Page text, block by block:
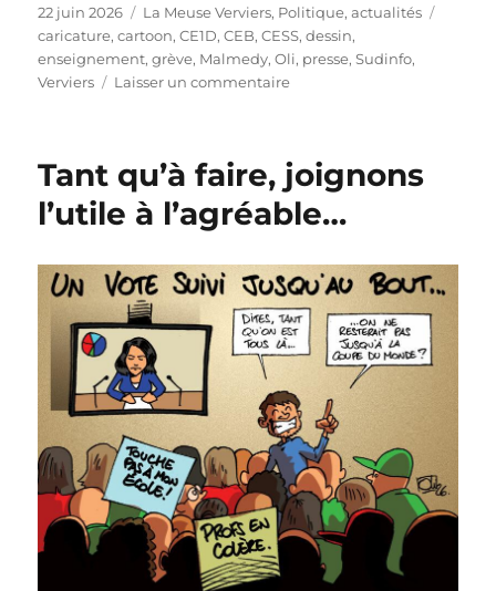
Publié
le
22 juin 2026 Catégories
La Meuse Verviers, Politique, actualités
caricature,cartoon,CE1D,CEB,CESS,dessin,
enseignement,grève, Malmedy,Oli, presse,Sudinfo,
Verviers
Laisser un commentairesur
tracteur-
tondeuse
Tant qu’à faire, joignons
l’utile à l’agréable…